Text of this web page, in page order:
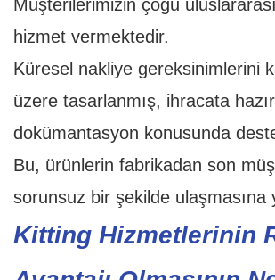
Müşterilerimizin çoğu
hizmet vermektedir.
Küresel nakliye gereksinimlerini
üzere tasarlanmış, ihracata
dokümantasyon konusunda
Bu, ürünlerin fabrikadan son
sorunsuz bir şekilde ulaşmasına
Kitting Hizmetlerinin